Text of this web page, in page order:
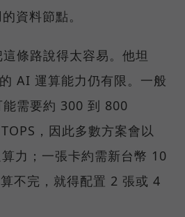
資料節點。
條路說得太容易。他坦
AI 運算能力仍有限。一般
需要約 300 到 800
，因此多數方案會以
力；一張卡約需新台幣 10
不完，就得配置 2 張或 4